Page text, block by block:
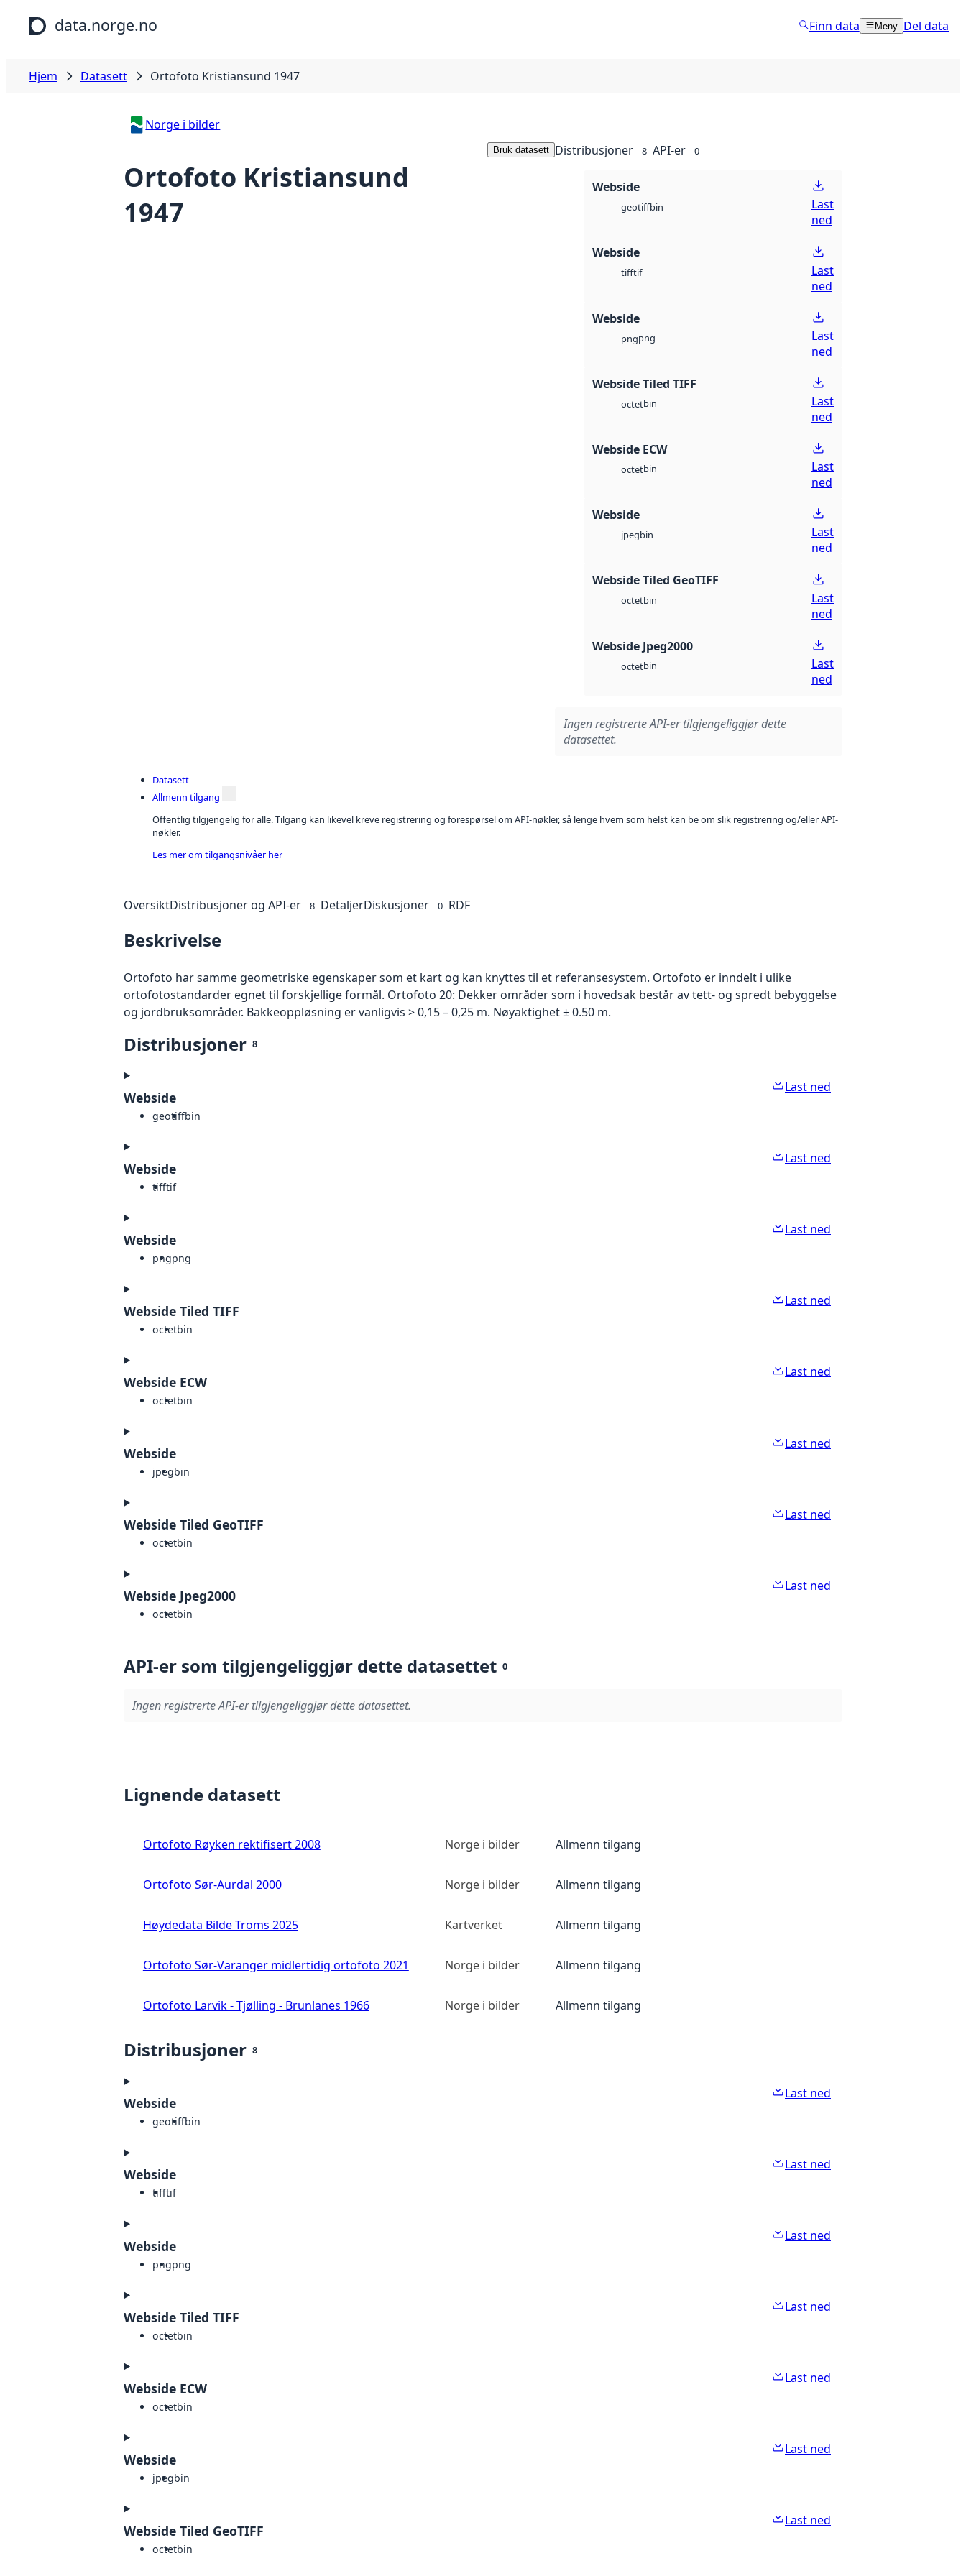
Hopp til hovedinnhold
data.norge.no Finn data Meny Del data
Hjem Datasett Ortofoto Kristiansund 1947
Norge i bilder
Ortofoto Kristiansund
1947
Bruk datasett Distribusjoner 8 API-er 0
Webside
geotiffbin
Last
ned
Webside
tifftif
Last
ned
Webside
pngpng
Last
ned
Webside Tiled TIFF
octetbin
Last
ned
Webside ECW
octetbin
Last
ned
Webside
jpegbin
Last
ned
Webside Tiled GeoTIFF
octetbin
Last
ned
Webside Jpeg2000
octetbin
Last
ned
Ingen registrerte API-er tilgjengeliggjør dette
datasettet.
Datasett
Allmenn tilgang
Offentlig tilgjengelig for alle. Tilgang kan likevel kreve registrering og forespørsel om API-nøkler, så lenge hvem som helst kan be om slik registrering og/eller API-
nøkler.
Les mer om tilgangsnivåer her
OversiktDistribusjoner og API-er 8 DetaljerDiskusjoner 0 RDF
Beskrivelse
Ortofoto har samme geometriske egenskaper som et kart og kan knyttes til et referansesystem. Ortofoto er inndelt i ulike
ortofotostandarder egnet til forskjellige formål. Ortofoto 20: Dekker områder som i hovedsak består av tett- og spredt bebyggelse
og jordbruksområder. Bakkeoppløsning er vanligvis > 0,15 – 0,25 m. Nøyaktighet ± 0.50 m.
Distribusjoner 8
Webside
geotiffbin
Last ned
Webside
tifftif
Last ned
Webside
pngpng
Last ned
Webside Tiled TIFF
octetbin
Last ned
Webside ECW
octetbin
Last ned
Webside
jpegbin
Last ned
Webside Tiled GeoTIFF
octetbin
Last ned
Webside Jpeg2000
octetbin
Last ned
API-er som tilgjengeliggjør dette datasettet 0
Ingen registrerte API-er tilgjengeliggjør dette datasettet.
Lignende datasett
Ortofoto Røyken rektifisert 2008 Norge i bilder Allmenn tilgang
Ortofoto Sør-Aurdal 2000 Norge i bilder Allmenn tilgang
Høydedata Bilde Troms 2025 Kartverket Allmenn tilgang
Ortofoto Sør-Varanger midlertidig ortofoto 2021 Norge i bilder Allmenn tilgang
Ortofoto Larvik - Tjølling - Brunlanes 1966 Norge i bilder Allmenn tilgang
Distribusjoner 8
Webside
geotiffbin
Last ned
Webside
tifftif
Last ned
Webside
pngpng
Last ned
Webside Tiled TIFF
octetbin
Last ned
Webside ECW
octetbin
Last ned
Webside
jpegbin
Last ned
Webside Tiled GeoTIFF
octetbin
Last ned